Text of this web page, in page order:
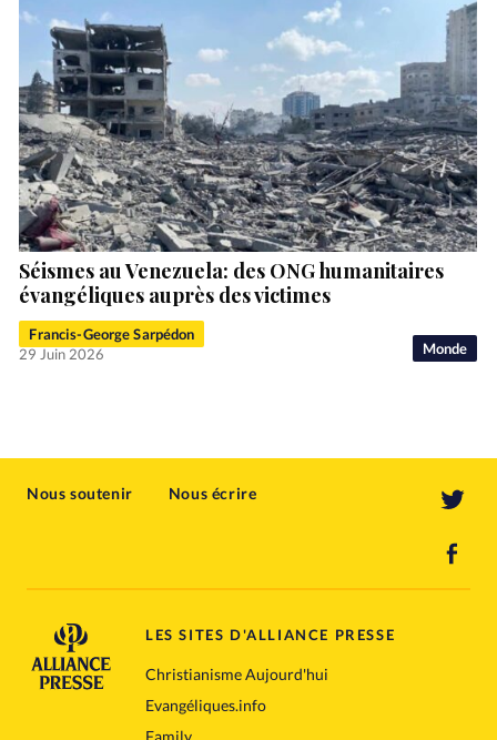
Monde
Séismes au Venezuela: des ONG humanitaires
évangéliques auprès des victimes
Francis-George Sarpédon
29 Juin 2026
Nous soutenir Nous écrire
LES SITES D'ALLIANCE PRESSE
Christianisme Aujourd'hui
Evangéliques.info
Family